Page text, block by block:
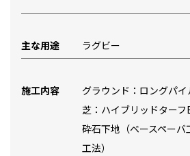
主な用途 ラグビー
施工内容
グラウンド：ロングパ
芝：ハイブリッドターフ
砕石下地（ベースペー
工法）